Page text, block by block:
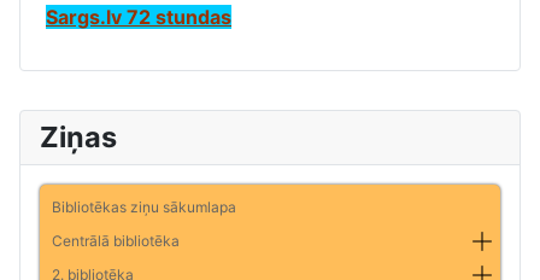
Ziņas
Bibliotēkas ziņu sākumlapa
Centrālā bibliotēka
2. bibliotēka
Sargs.lv 72 stundas